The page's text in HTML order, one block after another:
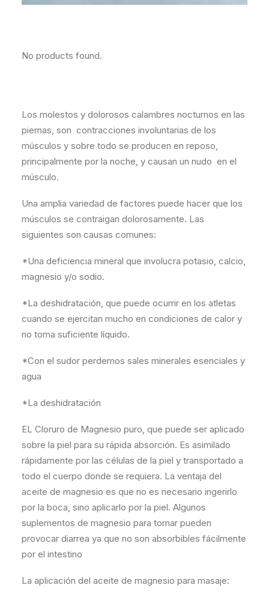
No products found.
Los molestos y dolorosos calambres nocturnos en las
piernas, son contracciones involuntarias de los
músculos y sobre todo se producen en reposo,
principalmente por la noche, y causan un nudo en el
músculo.
Una amplia variedad de factores puede hacer que los
músculos se contraigan dolorosamente. Las
siguientes son causas comunes:
*Una deficiencia mineral que involucra potasio, calcio,
magnesio y/o sodio.
*La deshidratación, que puede ocurrir en los atletas
cuando se ejercitan mucho en condiciones de calor y
no toma suficiente líquido.
*Con el sudor perdemos sales minerales esenciales y
agua
*La deshidratación
EL Cloruro de Magnesio puro, que puede ser aplicado
sobre la piel para su rápida absorción. Es asimilado
rápidamente por las células de la piel y transportado a
todo el cuerpo donde se requiera. La ventaja del
aceite de magnesio es que no es necesario ingerirlo
por la boca, sino aplicarlo por la piel. Algunos
suplementos de magnesio para tomar pueden
provocar diarrea ya que no son absorbibles fácilmente
por el intestino
La aplicación del aceite de magnesio para masaje: